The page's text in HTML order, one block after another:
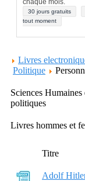
chaque mois.
30 jours gratuits
tout moment
Livres
Politique
Sciences
politiques
Livres hommes et
Titre
Adolf